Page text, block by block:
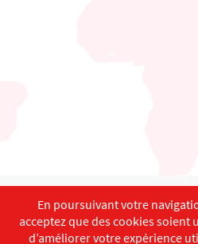
English Français
Copyright ©ISEC-AdW
En poursuivant votre
acceptez que des cookies soient
d’améliorer votre expérience